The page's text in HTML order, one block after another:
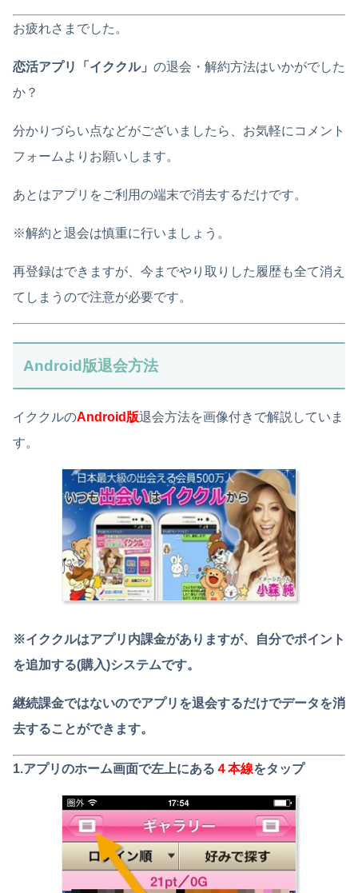
お疲れさまでした。
恋活アプリ「イククル」 の退会・解約方法はいかがでした
か？
分かりづらい点などがございましたら、お気軽にコメント
フォームよりお願いします。
あとはアプリをご利用の端末で消去するだけです。
※解約と退会は慎重に行いましょう。
再登録はできますが、今までやり取りした履歴も全て消え
てしまうので注意が必要です。
Android版退会方法
イククルのAndroid版退会方法を画像付きで解説していま
す。
※イククルはアプリ内課金がありますが、自分でポイント
を追加する(購入)システムです。
継続課金ではないのでアプリを退会するだけでデータを消
去することができます。
1.アプリのホーム画面で左上にある ４本線をタップ